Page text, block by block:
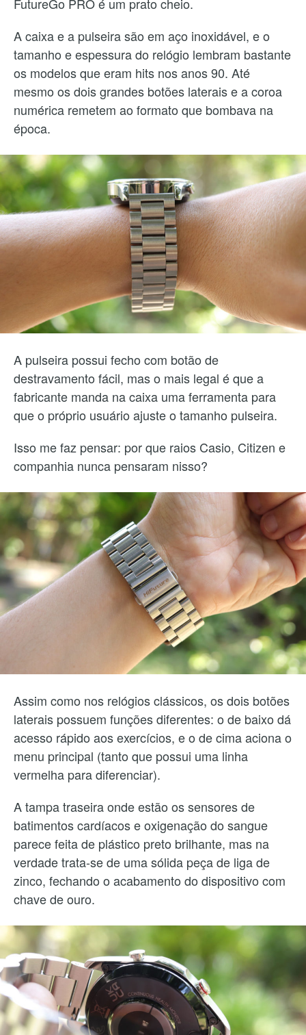
A caixa e a pulseira são em aço inoxidável, e o
tamanho e espessura do relógio lembram bastante
os modelos que eram hits nos anos 90. Até
mesmo os dois grandes botões laterais e a coroa
numérica remetem ao formato que bombava na
época.
A pulseira possui fecho com botão de
destravamento fácil, mas o mais legal é que a
fabricante manda na caixa uma ferramenta para
que o próprio usuário ajuste o tamanho pulseira.
Isso me faz pensar: por que raios Casio, Citizen e
companhia nunca pensaram nisso?
Assim como nos relógios clássicos, os dois botões
laterais possuem funções diferentes: o de baixo dá
acesso rápido aos exercícios, e o de cima aciona o
menu principal (tanto que possui uma linha
vermelha para diferenciar).
A tampa traseira onde estão os sensores de
batimentos cardíacos e oxigenação do sangue
parece feita de plástico preto brilhante, mas na
verdade trata-se de uma sólida peça de liga de
zinco, fechando o acabamento do dispositivo com
chave de ouro.